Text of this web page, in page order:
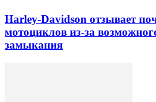
Harley-Davidson отзывает
мотоциклов из-за
замыкания